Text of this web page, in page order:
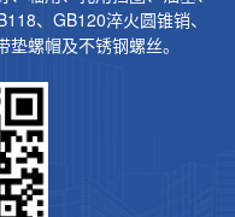
、GB120淬火圆锥销、
螺帽及不锈钢螺丝。